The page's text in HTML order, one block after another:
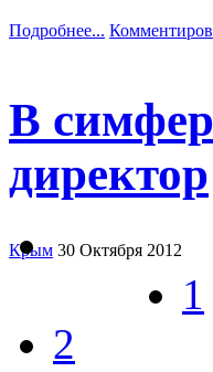
Подробнее...
В
директор
Крым 30 Октября 2012
1
2